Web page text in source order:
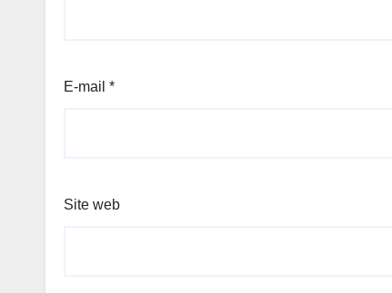
E-mail *
Site web